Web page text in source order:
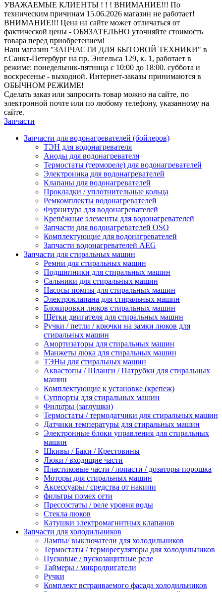
УВАЖАЕМЫЕ КЛИЕНТЫ ! ! ! ВНИМАНИЕ!!! По
техническим причинам 15.06.2026 магазин не работает!
ВНИМАНИЕ!!! Цена на сайте может отличаться от
фактической цены - ОБЯЗАТЕЛЬНО уточняйте стоимость
товара перед приобретением!
Наш магазин "ЗАПЧАСТИ ДЛЯ БЫТОВОЙ ТЕХНИКИ" в
г.Санкт-Петербург на пр. Энгельса 129, к. 1, работает в
режиме: понедельник-пятница с 10:00 до 18:00. суббота и
воскресенье - выходной. Интернет-заказы принимаются в
ОБЫЧНОМ РЕЖИМЕ!
Сделать заказ или запросить товар можно на сайте, по
электронной почте или по любому телефону, указанному на
сайте.
Запчасти
Запчасти для водонагревателей (бойлеров)
ТЭН для водонагревателя
Аноды для водонагревателя
Термостаты (термореле) для водонагревателей
Электроника для водонагревателей
Клапаны для водонагревателей
Прокладки / уплотнительные кольца
Ремкомплекты водонагревателей
Фурнитура для водонагревателей
Крепёжные элементы для водонагревателей
Запчасти для водонагревателей OSO
Комплектующие для водонагревателей
Запчасти водонагревателей AEG
Запчасти для стиральных машин
Ремни для стиральных машин
Подшипники для стиральных машин
Сальники для стиральных машин
Насосы помпы для стиральных машин
Электроклапана для стиральных машин
Блокировки люков стиральных машин
Щётки двигателя для стиральных машин
Ручки / петли / крючки на замки люков для
стиральных машин
Амортизаторы для стиральных машин
Манжеты люка для стиральных машин
ТЭНы для стиральных машин
Аквастопы / Шланги / Патрубки для стиральных
машин
Комплектующие к установке (крепеж)
Суппорты для стиральных машин
Фильтры (заглушки)
Термостаты / термодатчики для стиральных машин
Датчики температуры для стиральных машин
Электронные блоки управления для стиральных
машин
Шкивы / Баки / Крестовины
Люки / входящие части
Пластиковые части / лопасти / дозаторы порошка
Моторы для стиральных машин
Аксессуары / средства от накипи
фильтры помех сети
Прессостаты / реле уровня воды
Стекла люков
Катушки электромагнитных клапанов
Запчасти для холодильников
Лампы/ выключатели для холодильников
Термостаты / терморегуляторы для холодильников
Пусковые / пускозащитные реле
Таймеры / микродвигатели
Ручки
Комплект встраиваемого фасада холодильников